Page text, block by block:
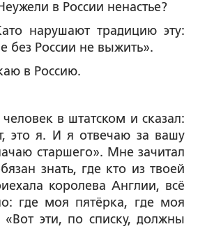
в России ненастье?
нарушают традицию эту:
без России не выжить».
в Россию.
в штатском и сказал:
это я. И я отвечаю за вашу
старшего». Мне зачитал
знать, где кто из твоей
королева Англии, всё
где моя пятёрка, где моя
эти, по списку, должны